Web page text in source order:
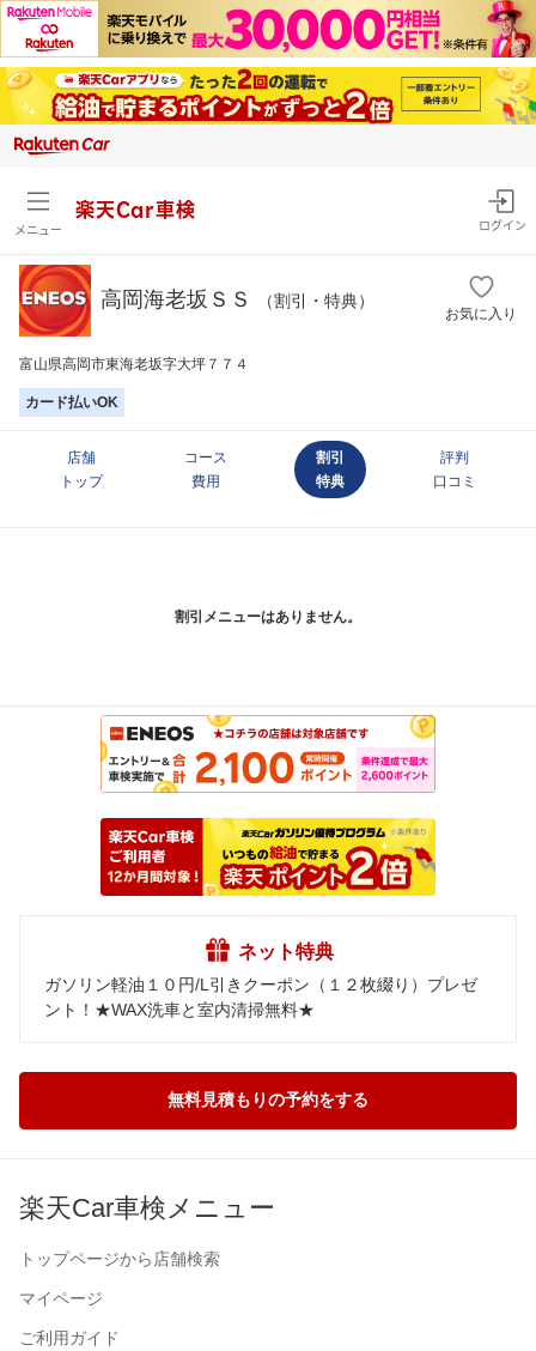
メニュー
楽天Car車検
ログイン
高岡海老坂ＳＳ （割引・特典）
お気に入り
富山県高岡市東海老坂字大坪７７４
カード払いOK
店舗
トップ
コース
費用
割引
特典
評判
口コミ
割引メニューはありません。
ネット特典
ガソリン軽油１０円/L引きクーポン（１２枚綴り）プレゼ
ント！★WAX洗車と室内清掃無料★
無料見積もりの予約をする
楽天Car車検メニュー
トップページから店舗検索
マイページ
ご利用ガイド